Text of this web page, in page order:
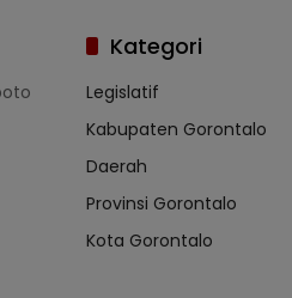
Kategori
Legislatif
Kabupaten Gorontalo
Daerah
Provinsi Gorontalo
Kota Gorontalo